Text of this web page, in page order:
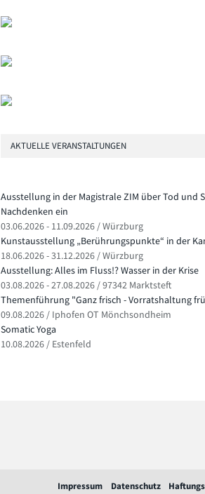
AKTUELLE VERANSTALTUNGEN
Ausstellung in der Magistrale ZIM über Tod und
Nachdenken ein
03.06.2026 - 11.09.2026 / Würzburg
Kunstausstellung „Berührungspunkte“ in der
18.06.2026 - 31.12.2026 / Würzburg
Ausstellung: Alles im Fluss!? Wasser in der Krise
03.08.2026 - 27.08.2026 / 97342 Marktsteft
Themenführung "Ganz frisch - Vorratshaltung
09.08.2026 / Iphofen OT Mönchsondheim
Somatic Yoga
10.08.2026 / Estenfeld
Impressum Datenschutz